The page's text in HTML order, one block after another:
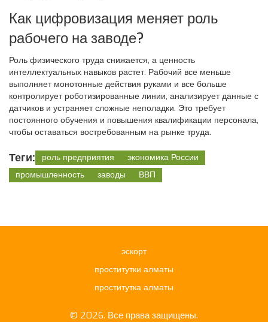
Как цифровизация меняет роль
рабочего на заводе?
Роль физического труда снижается, а ценность
интеллектуальных навыков растет. Рабочий все меньше
выполняет монотонные действия руками и все больше
контролирует роботизированные линии, анализирует данные с
датчиков и устраняет сложные неполадки. Это требует
постоянного обучения и повышения квалификации персонала,
чтобы оставаться востребованным на рынке труда.
Теги: роль предприятия
экономика России
промышленность
заводы ВВП
эскорт
проститутки алматы
проститутка алматы
© 2026. Все права защищены.